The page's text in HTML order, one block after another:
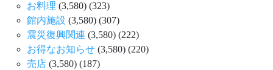
お料理 (3,580) (323)
館内施設 (3,580) (307)
震災復興関連 (3,580) (222)
お得なお知らせ (3,580) (220)
売店 (3,580) (187)